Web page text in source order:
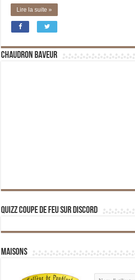
Lire la suite »
Chaudron Baveur
Quizz Coupe de Feu sur Discord
Maisons